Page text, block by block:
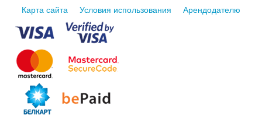
Карта сайта Условия использования Арендодателю